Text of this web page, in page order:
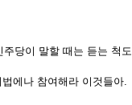
당이 말할 때는 듣는 척
에나 참여해라 이것들아.